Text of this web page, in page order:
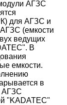
АГЗС
для АГЗС и
(емкости
ведущих
В
емкости.
в
АГЗС
"KADATEC"